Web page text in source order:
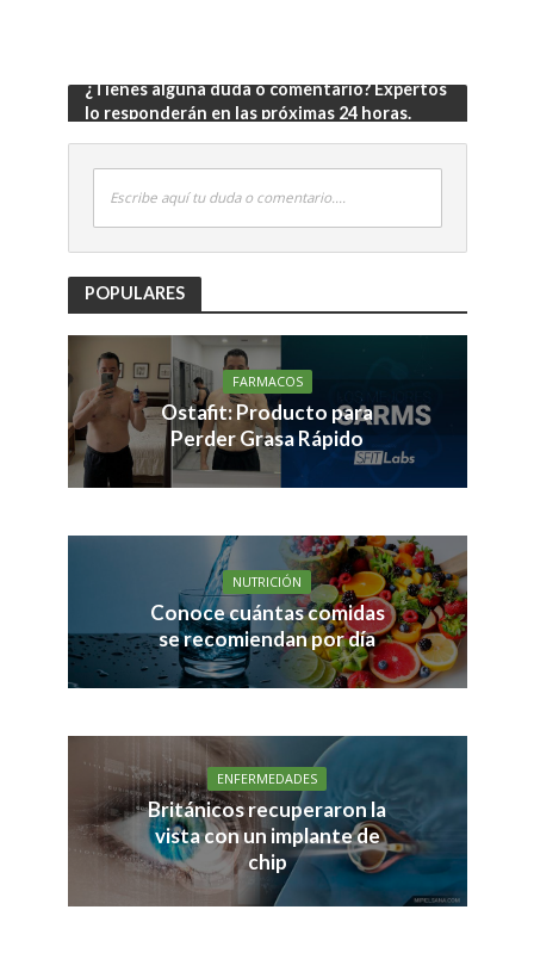
¿Tienes alguna duda o comentario? Expertos
lo responderán en las próximas 24 horas.
Escribe aquí tu duda o comentario....
POPULARES
FARMACOS
Ostafit: Producto para
Perder Grasa Rápido
NUTRICIÓN
Conoce cuántas comidas
se recomiendan por día
ENFERMEDADES
Británicos recuperaron la
vista con un implante de
chip